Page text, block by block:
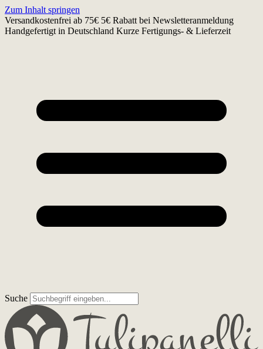
Zum Inhalt springen
Versandkostenfrei ab 75€ 5€ Rabatt bei Newsletteranmeldung
Handgefertigt in Deutschland Kurze Fertigungs- & Lieferzeit
Suche